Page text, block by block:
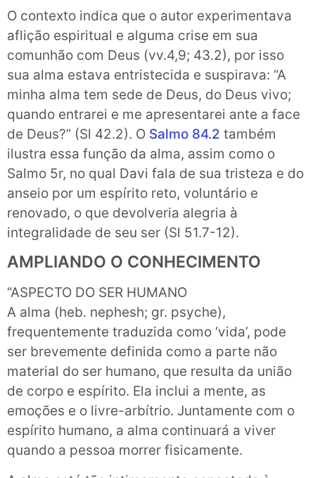
O contexto indica que o autor experimentava
aflição espiritual e alguma crise em sua
comunhão com Deus (vv.4,9; 43.2), por isso
sua alma estava entristecida e suspirava: “A
minha alma tem sede de Deus, do Deus vivo;
quando entrarei e me apresentarei ante a face
de Deus?” (Sl 42.2). O Salmo 84.2 também
ilustra essa função da alma, assim como o
Salmo 5r, no qual Davi fala de sua tristeza e do
anseio por um espírito reto, voluntário e
renovado, o que devolveria alegria à
integralidade de seu ser (Sl 51.7-12).
AMPLIANDO O CONHECIMENTO
“ASPECTO DO SER HUMANO
A alma (heb. nephesh; gr. psyche),
frequentemente traduzida como ‘vida’, pode
ser brevemente definida como a parte não
material do ser humano, que resulta da união
de corpo e espírito. Ela inclui a mente, as
emoções e o livre-arbítrio. Juntamente com o
espírito humano, a alma continuará a viver
quando a pessoa morrer fisicamente.